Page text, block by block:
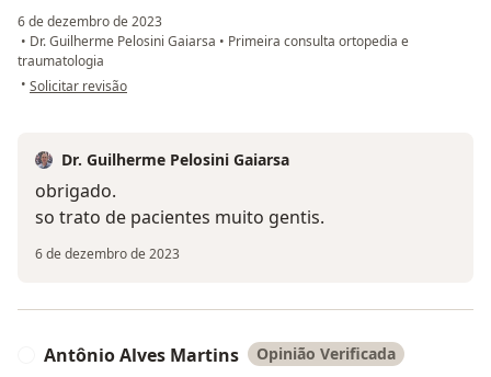
6 de dezembro de 2023
• Dr. Guilherme Pelosini Gaiarsa • Primeira consulta ortopedia e
traumatologia
• na opinião do utilizador Roberta Nogueira Distrutti
Solicitar revisão
Dr. Guilherme Pelosini Gaiarsa
obrigado.
so trato de pacientes muito gentis.
6 de dezembro de 2023
Antônio Alves Martins Opinião Verificada